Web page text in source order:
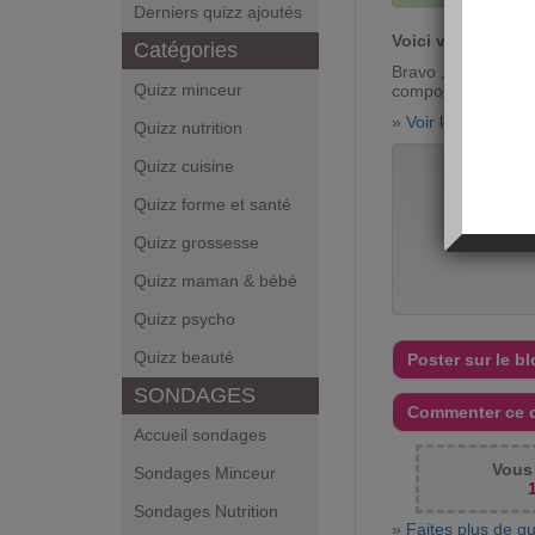
Derniers quizz ajoutés
Catégories
Quizz minceur
Quizz nutrition
Quizz cuisine
Quizz forme et santé
Quizz grossesse
Quizz maman & bébé
Quizz psycho
Quizz beauté
SONDAGES
Accueil sondages
Sondages Minceur
Sondages Nutrition
Voici votre score
Bravo , vous avez
comporte ce quiz !
» Voir les réponses
Poster sur le
Commenter ce
» Faites plus de